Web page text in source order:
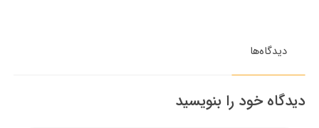
دیدگاه‌ها
دیدگاه خود را بنویسید